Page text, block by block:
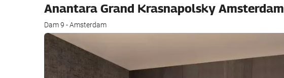
Anantara Grand Krasnapolsky Amsterdam
Dam 9 - Amsterdam